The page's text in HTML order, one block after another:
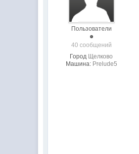
Пользователи
40 сообщений
Город Щелково
Машина: Prelude5